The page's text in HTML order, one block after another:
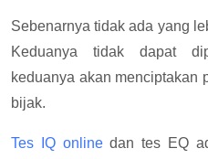
Sebenarnya tidak ada yang
Keduanya tidak dapat
keduanya akan menciptakan
bijak.
Tes IQ onlinedan tes EQ